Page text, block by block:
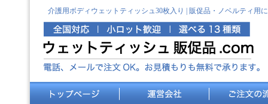
介護用ボディウェットティッシュ30枚入り | 販促品・ノベルティ用